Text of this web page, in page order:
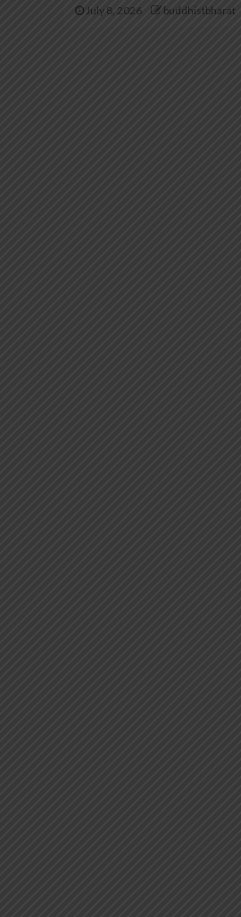
July 8, 2026 buddhistbharat